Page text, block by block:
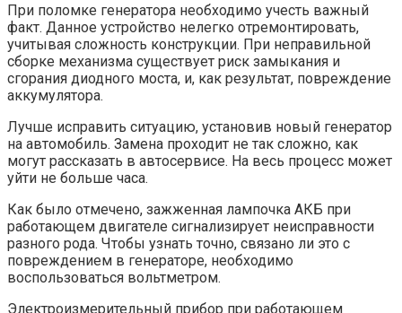
При поломке генератора необходимо учесть важный
факт. Данное устройство нелегко отремонтировать,
учитывая сложность конструкции. При неправильной
сборке механизма существует риск замыкания и
сгорания диодного моста, и, как результат, повреждение
аккумулятора.
Лучше исправить ситуацию, установив новый генератор
на автомобиль. Замена проходит не так сложно, как
могут рассказать в автосервисе. На весь процесс может
уйти не больше часа.
Как было отмечено, зажженная лампочка АКБ при
работающем двигателе сигнализирует неисправности
разного рода. Чтобы узнать точно, связано ли это с
повреждением в генераторе, необходимо
воспользоваться вольтметром.
Электроизмерительный прибор при работающем